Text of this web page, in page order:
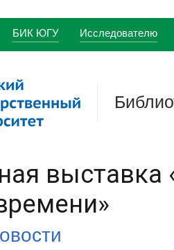
БИК ЮГУ Исследователю